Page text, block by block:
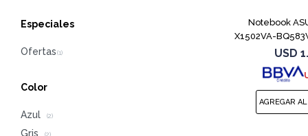
Notebook
X1502VA-
USD
Especiales
Color
Azul (2)
Gris (2)